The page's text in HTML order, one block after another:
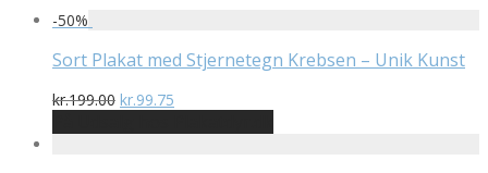
-50%
Sort Plakat med Stjernetegn Krebsen – Unik Kunst
kr.199.00 Den
pris
kr.99.75
pris